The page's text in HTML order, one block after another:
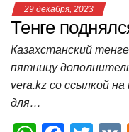
29 декабря, 2023
Тенге
Казахстанский
пятницу
vera.kz со ссылкой
для…